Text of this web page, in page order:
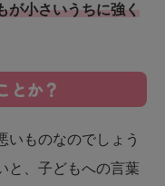
が小さいうちに強く
とか？
いものなのでしょう
と、子どもへの言葉